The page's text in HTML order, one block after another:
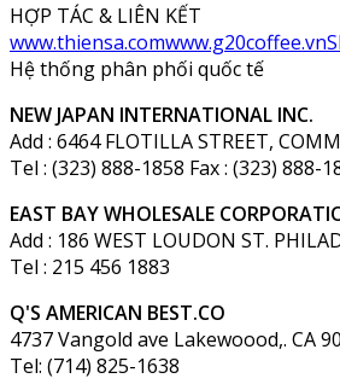
HỢP TÁC & LIÊN KẾT
www.thiensa.comwww.g20coffee.vn
Hệ thống phân phối quốc tế
NEW JAPAN INTERNATIONAL INC.
Add : 6464 FLOTILLA STREET,
Tel : (323) 888-1858 Fax : (323) 888-
EAST BAY WHOLESALE
Add : 186 WEST LOUDON ST.
Tel : 215 456 1883
Q'S AMERICAN BEST.CO
4737 Vangold ave Lakewoood,. CA
Tel: (714) 825-1638